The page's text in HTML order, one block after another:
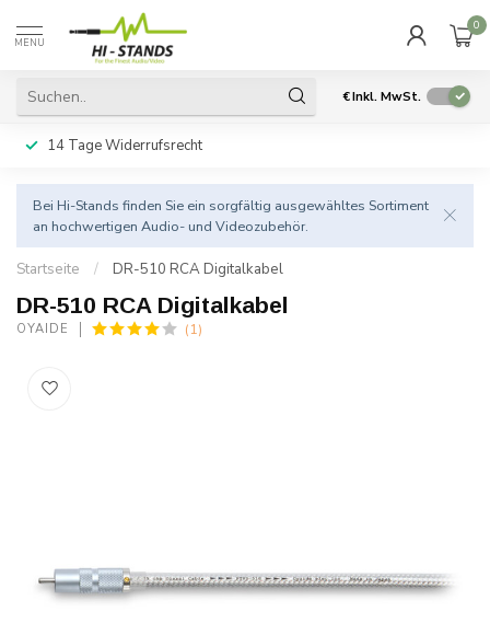
MENU
0
€Inkl. MwSt.
14 Tage Widerrufsrecht
Bei Hi-Stands finden Sie ein sorgfältig ausgewähltes Sortiment
an hochwertigen Audio- und Videozubehör.
Startseite / DR-510 RCA Digitalkabel
DR-510 RCA Digitalkabel
OYAIDE (1)